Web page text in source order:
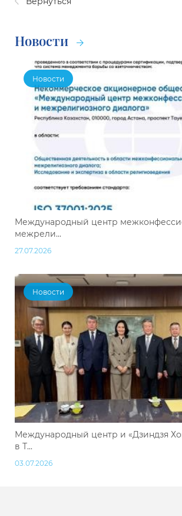
Новости
Новости
Международный центр
межрели...
27.07.2026
Новости
Международный центр и «Дзиндзя
в Т...
03.07.2026